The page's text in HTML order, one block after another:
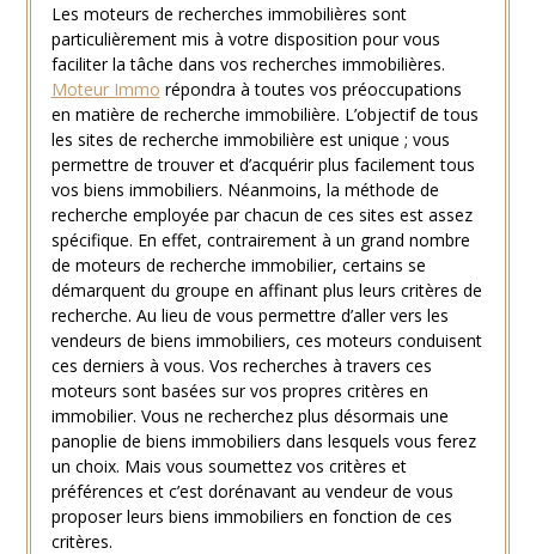
Les moteurs de recherches immobilières sont
particulièrement mis à votre disposition pour vous
faciliter la tâche dans vos recherches immobilières.
Moteur Immo répondra à toutes vos préoccupations
en matière de recherche immobilière. L’objectif de tous
les sites de recherche immobilière est unique ; vous
permettre de trouver et d’acquérir plus facilement tous
vos biens immobiliers. Néanmoins, la méthode de
recherche employée par chacun de ces sites est assez
spécifique. En effet, contrairement à un grand nombre
de moteurs de recherche immobilier, certains se
démarquent du groupe en affinant plus leurs critères de
recherche. Au lieu de vous permettre d’aller vers les
vendeurs de biens immobiliers, ces moteurs conduisent
ces derniers à vous. Vos recherches à travers ces
moteurs sont basées sur vos propres critères en
immobilier. Vous ne recherchez plus désormais une
panoplie de biens immobiliers dans lesquels vous ferez
un choix. Mais vous soumettez vos critères et
préférences et c’est dorénavant au vendeur de vous
proposer leurs biens immobiliers en fonction de ces
critères.